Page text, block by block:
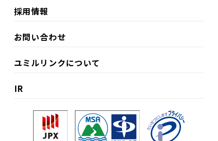
採用情報
お問い合わせ
ユミルリンクについて
IR